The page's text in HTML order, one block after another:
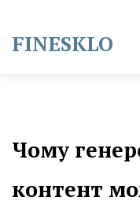
content
FINESKLO
Чому
контент